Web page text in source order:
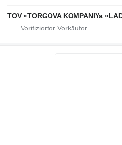
TOV «TORGOVA KOMPANIYa